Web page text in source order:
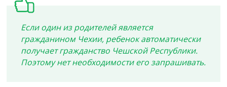
Если один из родителей является
гражданином Чехии, ребенок автоматически
получает гражданство Чешской Республики.
Поэтому нет необходимости его запрашивать.